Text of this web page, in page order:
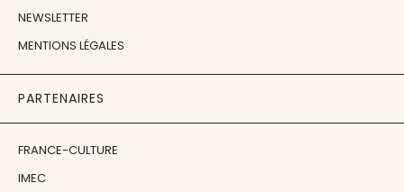
NEWSLETTER
MENTIONS LÉGALES
PARTENAIRES
FRANCE-CULTURE
IMEC